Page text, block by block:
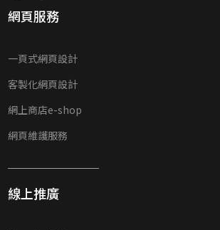
網頁服務
一頁式網頁設計
客製化網頁設計
網上商店e-shop
網頁維護服務
線上推廣